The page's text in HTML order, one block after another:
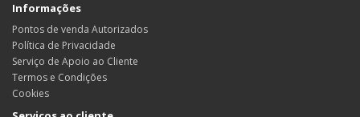
Informações
Pontos de venda Autorizados
Política de Privacidade
Serviço de Apoio ao Cliente
Termos e Condições
Cookies